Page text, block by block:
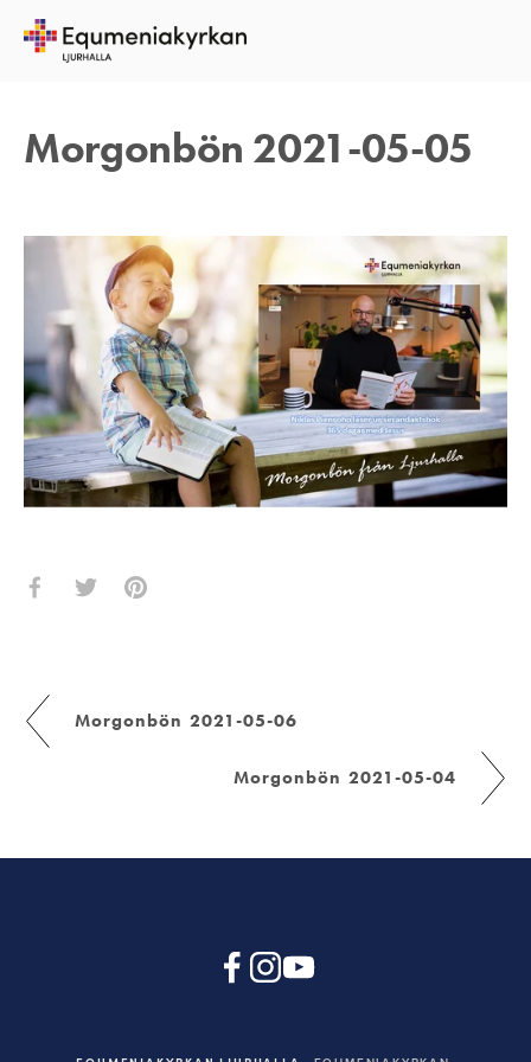
Morgonbön 2021-05-05
5 MAJ 2021
Morgonbön 2021-05-06
Morgonbön 2021-05-04